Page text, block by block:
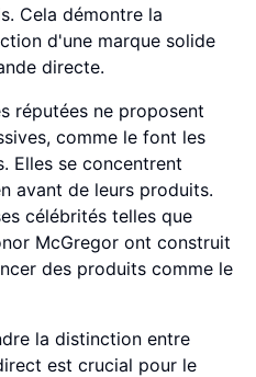
Cela démontre la
d'une marque solide
directe.
réputées ne proposent
comme le font les
Elles se concentrent
avant de leurs produits.
célébrités telles que
McGregor ont construit
des produits comme le
la distinction entre
est crucial pour le